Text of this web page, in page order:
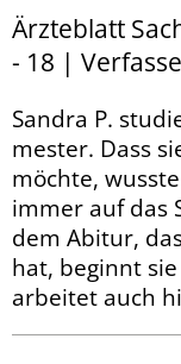
Ärzteblatt
- 18 |
Sandra P.
mester. Dass
möchte,
immer auf das
dem Abitur,
hat, beginnt
arbeitet auch